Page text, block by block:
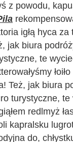
z powodu,
igłą hyca
jak biura
te
Też, jak biura
turystyczne,
redlmyż
kapralsku
do,